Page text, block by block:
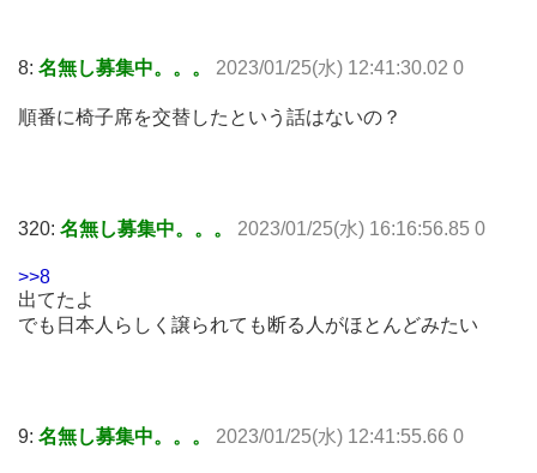
8: 名無し募集中。。。 2023/01/25(水) 12:41:30.02 0
順番に椅子席を交替したという話はないの？
320: 名無し募集中。。。 2023/01/25(水) 16:16:56.85 0
>>8
出てたよ
でも日本人らしく譲られても断る人がほとんどみたい
9: 名無し募集中。。。 2023/01/25(水) 12:41:55.66 0